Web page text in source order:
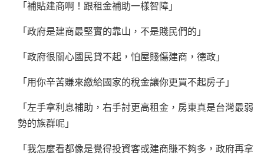
「補貼建商啊！跟租金補助一樣智障」
「政府是建商最堅實的靠山，不是賤民們的」
「政府很關心國民貸不起，怕屋賤傷建商，德政」
「用你辛苦賺來繳給國家的稅金讓你更買不起房子」
「左手拿利息補助，右手討更高租金，房東真是台灣最弱
勢的族群呢」
「我怎麼看都像是覺得投資客或建商賺不夠多，政府再拿